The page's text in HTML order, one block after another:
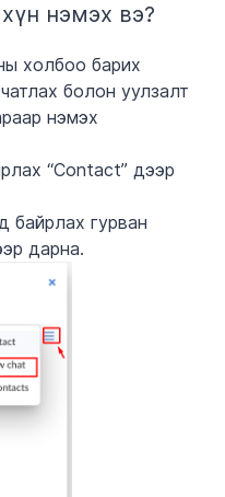
нэмэх вэ?
холбоо барих
болон уулзалт
нэмэх
“Contact” дээр
байрлах гурван
дарна.